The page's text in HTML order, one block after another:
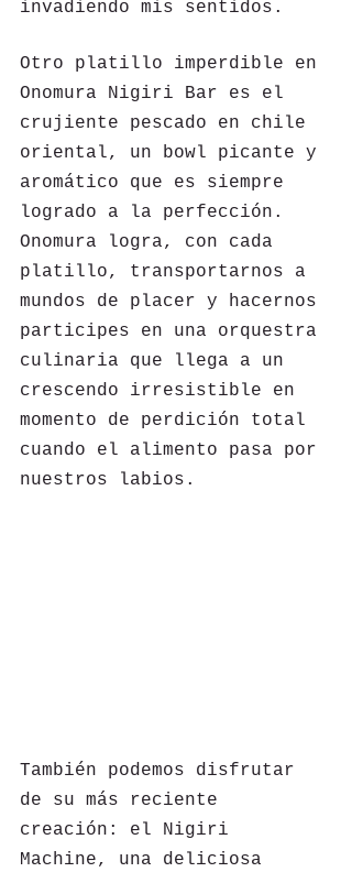
invadiendo mis sentidos.
Otro platillo imperdible en
Onomura Nigiri Bar es el
crujiente pescado en chile
oriental, un bowl picante y
aromático que es siempre
logrado a la perfección.
Onomura logra, con cada
platillo, transportarnos a
mundos de placer y hacernos
participes en una orquestra
culinaria que llega a un
crescendo irresistible en
momento de perdición total
cuando el alimento pasa por
nuestros labios.
También podemos disfrutar
de su más reciente
creación: el Nigiri
Machine, una deliciosa